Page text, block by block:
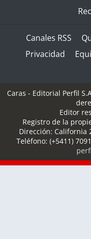
Canales RSS
Privacidad
Caras - Editorial Perfil
Editor
Registro de la
Dirección: California
Teléfono: (+5411)